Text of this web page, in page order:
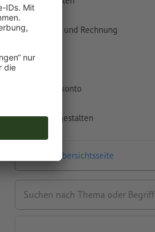
Zahlung und Rechnung
Versand
Kundenkonto
Online gestalten
Zur FAQ-Übersichtsseite
Suchen nach Thema oder Begriff